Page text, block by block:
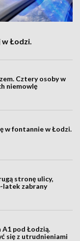
Łodzi.
Cztery osoby w
niemowlę
w fontannie w Łodzi.
stronę ulicy,
latek zabrany
pod Łodzią.
się z utrudnieniami